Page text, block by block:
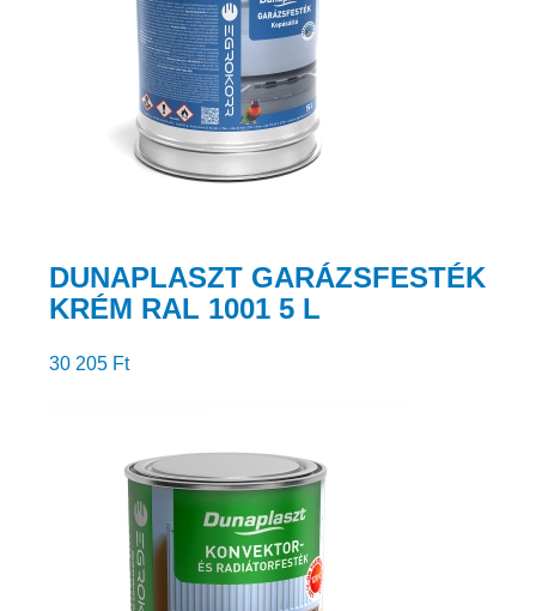
DUNAPLASZT GARÁZSFESTÉK
KRÉM RAL 1001 5 L
30 205 Ft